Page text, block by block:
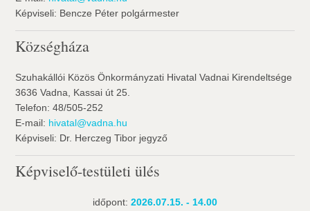
Képviseli: Bencze Péter polgármester
Községháza
Szuhakállói Közös Önkormányzati Hivatal Vadnai Kirendeltsége
3636 Vadna, Kassai út 25.
Telefon: 48/505-252
E-mail: hivatal@vadna.hu
Képviseli: Dr. Herczeg Tibor jegyző
Képviselő-testületi ülés
időpont: 2026.07.15. - 14.00